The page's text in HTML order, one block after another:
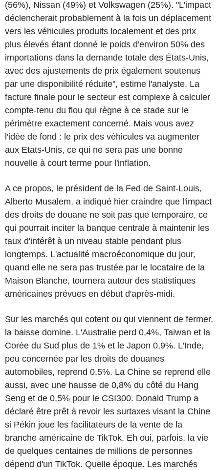
(56%), Nissan (49%) et Volkswagen (25%). "L'impact
déclencherait probablement à la fois un déplacement
vers les véhicules produits localement et des prix
plus élevés étant donné le poids d'environ 50% des
importations dans la demande totale des États-Unis,
avec des ajustements de prix également soutenus
par une disponibilité réduite", estime l'analyste. La
facture finale pour le secteur est complexe à calculer
compte-tenu du flou qui règne à ce stade sur le
périmètre exactement concerné. Mais vous avez
l'idée de fond : le prix des véhicules va augmenter
aux Etats-Unis, ce qui ne sera pas une bonne
nouvelle à court terme pour l'inflation.
A ce propos, le président de la Fed de Saint-Louis,
Alberto Musalem, a indiqué hier craindre que l'impact
des droits de douane ne soit pas que temporaire, ce
qui pourrait inciter la banque centrale à maintenir les
taux d'intérêt à un niveau stable pendant plus
longtemps. L'actualité macroéconomique du jour,
quand elle ne sera pas trustée par le locataire de la
Maison Blanche, tournera autour des statistiques
américaines prévues en début d'après-midi.
Sur les marchés qui cotent ou qui viennent de fermer,
la baisse domine. L'Australie perd 0,4%, Taiwan et la
Corée du Sud plus de 1% et le Japon 0,9%. L'Inde,
peu concernée par les droits de douanes
automobiles, reprend 0,5%. La Chine se reprend elle
aussi, avec une hausse de 0,8% du côté du Hang
Seng et de 0,5% pour le CSI300. Donald Trump a
déclaré être prêt à revoir les surtaxes visant la Chine
si Pékin joue les facilitateurs de la vente de la
branche américaine de TikTok. Eh oui, parfois, la vie
de quelques centaines de millions de personnes
dépend d'un TikTok. Quelle époque. Les marchés